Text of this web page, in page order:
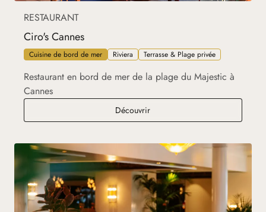
RESTAURANT
Ciro's Cannes
Cuisine de bord de mer Riviera Terrasse & Plage privée
Restaurant en bord de mer de la plage du Majestic à
Cannes
DécouvrirCiro's Cannes